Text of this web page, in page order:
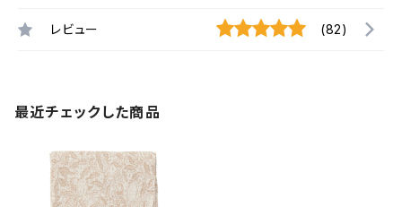
レビュー (82)
最近チェックした商品